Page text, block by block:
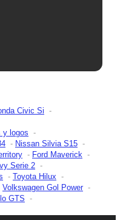
Civic Si
y logos
Nissan Silvia S15
Ford Maverick
Serie 2
Toyota Hilux
Volkswagen Gol Power
GTS